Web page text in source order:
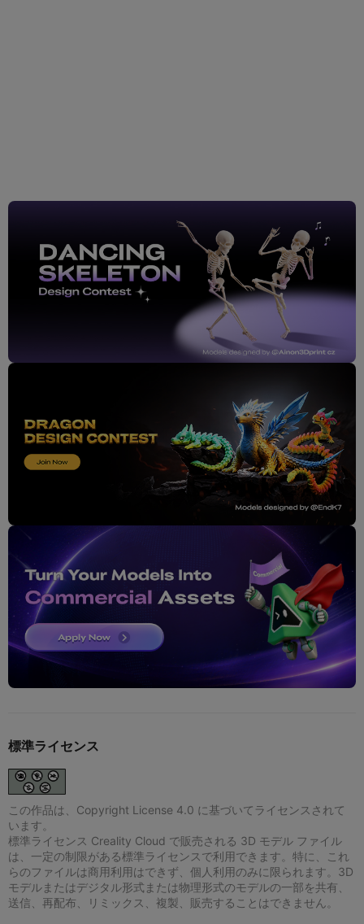
標準ライセンス
この作品は、Copyright License 4.0 に基づいてライセンスされて
います。
標準ライセンス Creality Cloud で販売される 3D モデル ファイル
は、一定の制限がある標準ライセンスで利用できます。特に、これ
らのファイルは商用利用はできず、個人利用のみに限られます。3D
モデルまたはデジタル形式または物理形式のモデルの一部を共有、
送信、再配布、リミックス、複製、販売することはできません。